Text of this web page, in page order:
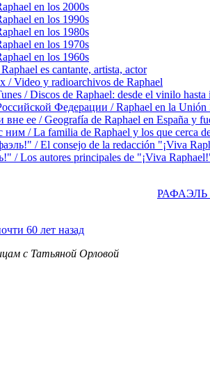
en los 2000s
en los 1990s
en los 1980s
en los 1970s
en los 1960s
es cantante, artista, actor
/ Video y radioarchivos de Raphael
/ Discos de Raphael: desde el vinilo hasta
Федерации / Raphael en la Unión
ее / Geografía de Raphael en España y
ним / La familia de Raphael y los que cerca
/ El consejo de la redacción "¡Viva
/ Los autores principales de "¡Viva
РАФАЭЛЬ
60 лет назад
с Татьяной Орловой